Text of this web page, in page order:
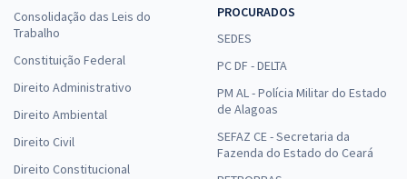
Consolidação das Leis do
Trabalho
Constituição Federal
Direito Administrativo
Direito Ambiental
Direito Civil
Direito Constitucional
PROCURADOS
SEDES
PC DF - DELTA
PM AL - Polícia Militar do Estado
de Alagoas
SEFAZ CE - Secretaria da
Fazenda do Estado do Ceará